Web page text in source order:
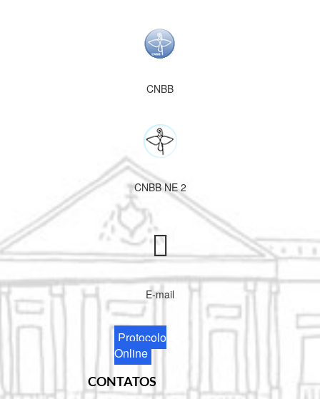
CNBB
CNBB NE 2
E-mail
Protocolo
Online
CONTATOS